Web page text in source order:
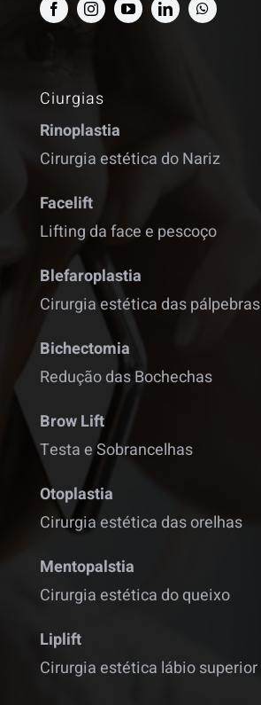
Ciurgias
Rinoplastia
Cirurgia estética do Nariz
Facelift
Lifting da face e pescoço
Blefaroplastia
Cirurgia estética das pálpebras
Bichectomia
Redução das Bochechas
Brow Lift
Testa e Sobrancelhas
Otoplastia
Cirurgia estética das orelhas
Mentopalstia
Cirurgia estética do queixo
Liplift
Cirurgia estética lábio superior